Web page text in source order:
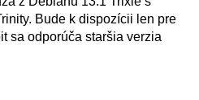
Bude k dispozícii len pre
sa odporúča staršia verzia